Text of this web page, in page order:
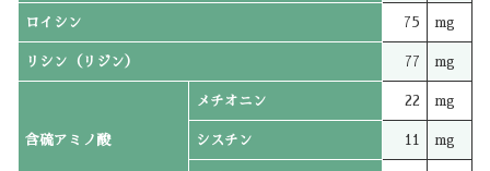
ロイシン 75 mg
リシン（リジン） 77 mg
含硫アミノ酸
メチオニン 22 mg
シスチン 11 mg